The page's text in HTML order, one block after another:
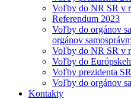
Voľby do NR SR v
Referendum 2023
Voľby do orgánov
orgánov
Voľby do NR SR v
Voľby do
Voľby prezidenta
Voľby do orgánov
Kontakty